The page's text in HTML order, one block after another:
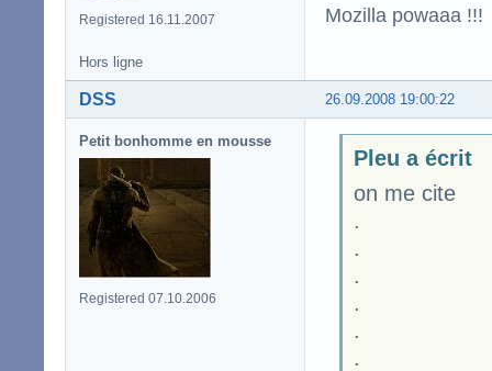
Registered 16.11.2007 Mozilla powaaa !!!
Hors ligne
26.09.2008 19:00:22
DSS
Petit bonhomme en mousse
Registered 07.10.2006
Pleu a écrit
on me cite
.
.
.
.
.
.